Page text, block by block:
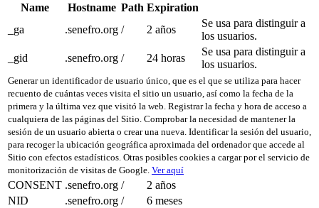
Name Hostname Path Expiration
_ga
.senefro.org / 2 años
Se usa para distinguir a
los usuarios.
_gid
.senefro.org / 24 horas
Se usa para distinguir a
los usuarios.
Generar un identificador de usuario único, que es el que se utiliza para hacer
recuento de cuántas veces visita el sitio un usuario, así como la fecha de la
primera y la última vez que visitó la web. Registrar la fecha y hora de acceso a
cualquiera de las páginas del Sitio. Comprobar la necesidad de mantener la
sesión de un usuario abierta o crear una nueva. Identificar la sesión del usuario,
para recoger la ubicación geográfica aproximada del ordenador que accede al
Sitio con efectos estadísticos. Otras posibles cookies a cargar por el servicio de
monitorización de visitas de Google. Ver aquí
CONSENT .senefro.org /
2 años
NID
.senefro.org /
6 meses